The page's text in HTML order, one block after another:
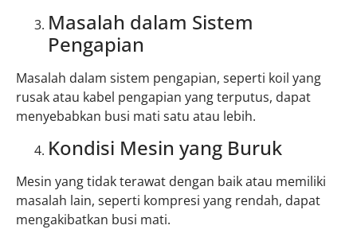
Masalah dalam Sistem
Pengapian
Masalah dalam sistem pengapian, seperti koil yang
rusak atau kabel pengapian yang terputus, dapat
menyebabkan busi mati satu atau lebih.
Kondisi Mesin yang Buruk
Mesin yang tidak terawat dengan baik atau memiliki
masalah lain, seperti kompresi yang rendah, dapat
mengakibatkan busi mati.